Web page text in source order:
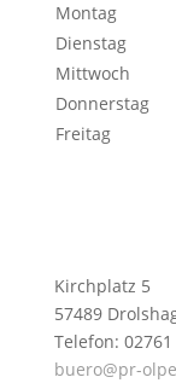
Montag
Dienstag
Mittwoch
Donnerstag
Freitag
Kirchplatz 5
57489
Telefon:
buero@pr-